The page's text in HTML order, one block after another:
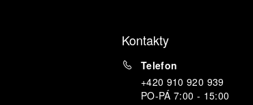
Kontakty
Telefon
+420 910 920 939
PO-PÁ 7:00 - 15:00